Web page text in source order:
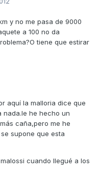
y no me pasa de 9000
a 100 no da
tiene que estirar
aquí la malloria dice que
nada.le he hecho un
caña,pero me he
supone que esta
cuando llegué a los